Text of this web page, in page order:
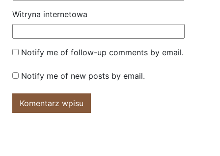
Witryna internetowa
Notify me of follow-up comments by email.
Notify me of new posts by email.